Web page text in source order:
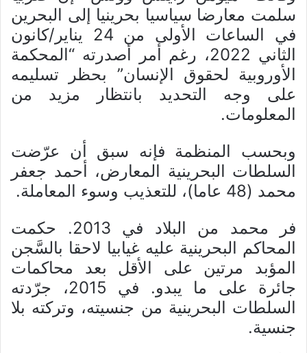
سلمت معارضا سياسيا بحرينيا إلى البحرين
في الساعات الأولى من 24 يناير/كانون
الثاني 2022، رغم أمر أصدرته “المحكمة
الأوروبية لحقوق الإنسان” بحظر تسليمه
على وجه التحديد بانتظار مزيد من
المعلومات.
وبحسب المنظمة فإنه سبق أن عرّضت
السلطات البحرينية المعارض، أحمد جعفر
محمد (48 عاما)، للتعذيب وسوء المعاملة.
فر محمد من البلاد في 2013. حكمت
المحاكم البحرينية عليه غيابيا لاحقا بالسَّجن
المؤبد مرتين على الأقل بعد محاكمات
جائرة على ما يبدو. في 2015، جرّدته
السلطات البحرينية من جنسيته، وتركته بلا
جنسية.